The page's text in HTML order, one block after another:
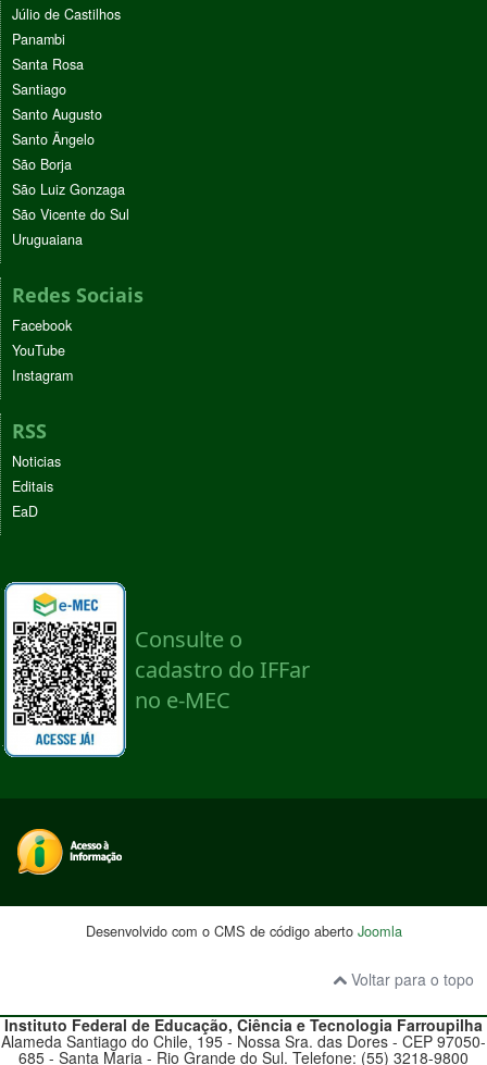
Júlio de Castilhos
Panambi
Santa Rosa
Santiago
Santo Augusto
Santo Ângelo
São Borja
São Luiz Gonzaga
São Vicente do Sul
Uruguaiana
Redes Sociais
Facebook
YouTube
Instagram
RSS
Noticias
Editais
EaD
Desenvolvido com o CMS de código aberto Joomla
Voltar para o topo
Instituto Federal de Educação, Ciência e TecnologiaFarroupilha
Alameda Santiago do Chile, 195 - Nossa Sra. das Dores - CEP 97050-
685 - Santa Maria - Rio Grande do Sul. Telefone: (55) 3218-9800